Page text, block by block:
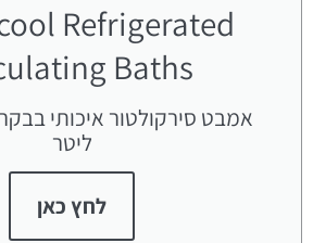
Refrigerated
Baths
ליטר
לחץ כאן